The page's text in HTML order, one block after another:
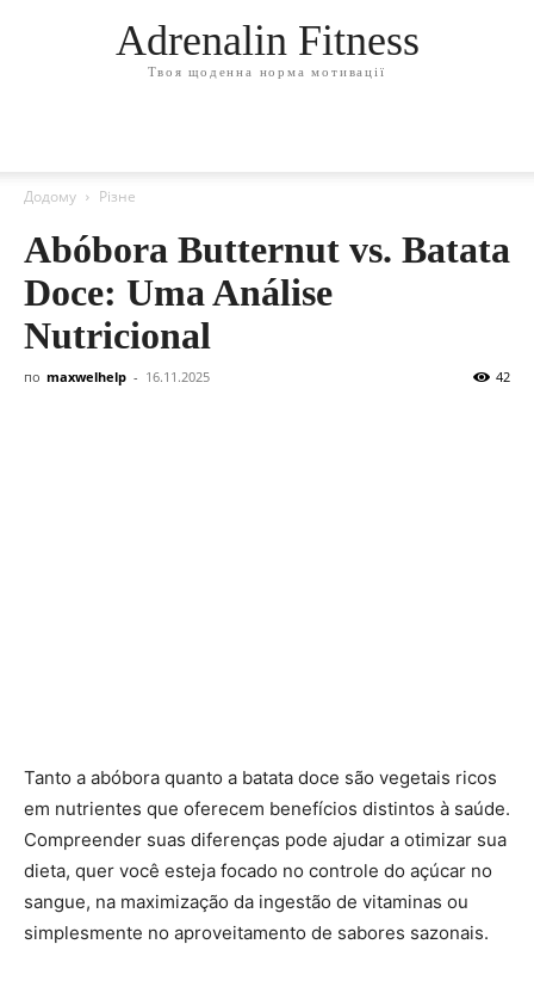
Adrenalin Fitness
Твоя щоденна норма мотивації
Додому Різне
Abóbora Butternut vs. Batata
Doce: Uma Análise
Nutricional
по maxwelhelp - 16.11.2025 42
Tanto a abóbora quanto a batata doce são vegetais ricos
em nutrientes que oferecem benefícios distintos à saúde.
Compreender suas diferenças pode ajudar a otimizar sua
dieta, quer você esteja focado no controle do açúcar no
sangue, na maximização da ingestão de vitaminas ou
simplesmente no aproveitamento de sabores sazonais.